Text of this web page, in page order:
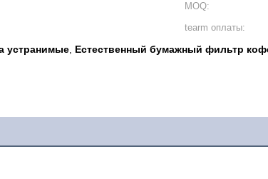
MOQ:
tearm оплаты:
устранимые, Естественный бумажный фильтр